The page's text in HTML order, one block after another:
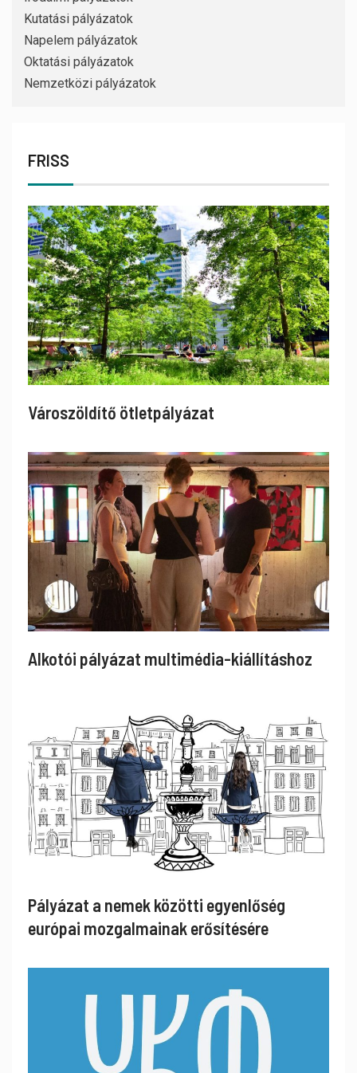
Kutatási pályázatok
Napelem pályázatok
Oktatási pályázatok
Nemzetközi pályázatok
FRISS
Városzöldítő ötletpályázat
Alkotói pályázat multimédia-kiállításhoz
Pályázat a nemek közötti egyenlőség
európai mozgalmainak erősítésére